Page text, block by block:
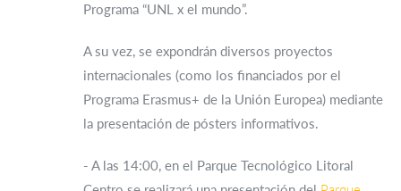
Programa “UNL x el mundo”.
A su vez, se expondrán diversos proyectos
internacionales (como los financiados por el
Programa Erasmus+ de la Unión Europea) mediante
la presentación de pósters informativos.
- A las 14:00, en el Parque Tecnológico Litoral